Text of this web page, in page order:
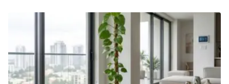
psicoanalítica III). Obras Completas. Volumen XIII. Amorrortu
PONTALIS, J. B., & LAPLANCHE, J. (2001). Vocabulário da
psicanálise.
Santos: Martins.
Daurella, N. (2018). Transferencia y contratransferencia